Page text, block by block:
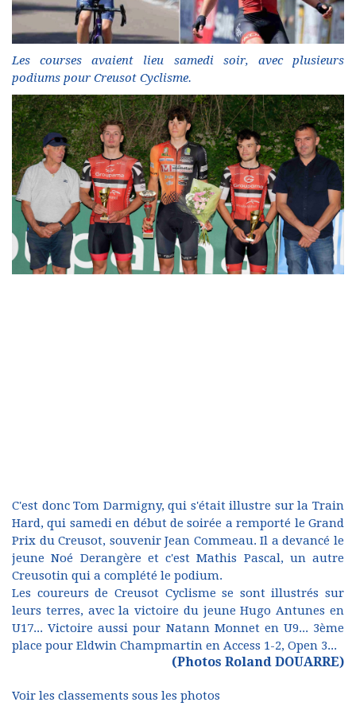
Les courses avaient lieu samedi soir, avec plusieurs
podiums pour Creusot Cyclisme.
C'est donc Tom Darmigny, qui s'était illustre sur la Train
Hard, qui samedi en début de soirée a remporté le Grand
Prix du Creusot, souvenir Jean Commeau. Il a devancé le
jeune Noé Derangère et c'est Mathis Pascal, un autre
Creusotin qui a complété le podium.
Les coureurs de Creusot Cyclisme se sont illustrés sur
leurs terres, avec la victoire du jeune Hugo Antunes en
U17... Victoire aussi pour Natann Monnet en U9... 3ème
place pour Eldwin Champmartin en Access 1-2, Open 3...
(Photos Roland DOUARRE)
Voir les classements sous les photos